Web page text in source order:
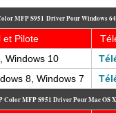
MFP S951 Driver Pour Windows
et Pilote
Windows 10
8, Windows 7
Color MFP S951 Driver Pour Mac OS X